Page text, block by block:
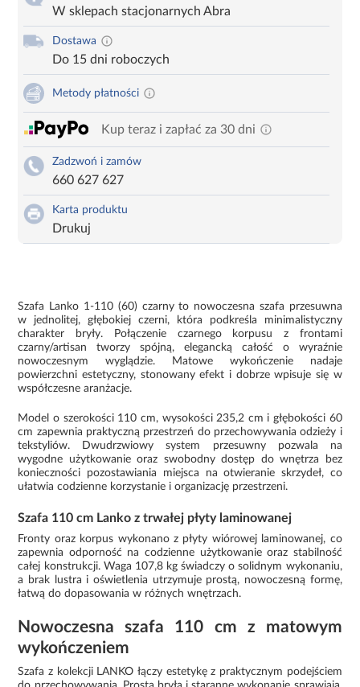
W sklepach stacjonarnych Abra
Dostawa
Do 15 dni roboczych
Metody płatności
Kup teraz i zapłać za 30 dni
Zadzwoń i zamów
660 627 627
Karta produktu
Drukuj
Szafa Lanko 1-110 (60) czarny to nowoczesna szafa przesuwna
w jednolitej, głębokiej czerni, która podkreśla minimalistyczny
charakter bryły. Połączenie czarnego korpusu z frontami
czarny/artisan tworzy spójną, elegancką całość o wyraźnie
nowoczesnym wyglądzie. Matowe wykończenie nadaje
powierzchni estetyczny, stonowany efekt i dobrze wpisuje się w
współczesne aranżacje.
Model o szerokości 110 cm, wysokości 235,2 cm i głębokości 60
cm zapewnia praktyczną przestrzeń do przechowywania odzieży i
tekstyliów. Dwudrzwiowy system przesuwny pozwala na
wygodne użytkowanie oraz swobodny dostęp do wnętrza bez
konieczności pozostawiania miejsca na otwieranie skrzydeł, co
ułatwia codzienne korzystanie i organizację przestrzeni.
Szafa 110 cm Lanko z trwałej płyty laminowanej
Fronty oraz korpus wykonano z płyty wiórowej laminowanej, co
zapewnia odporność na codzienne użytkowanie oraz stabilność
całej konstrukcji. Waga 107,8 kg świadczy o solidnym wykonaniu,
a brak lustra i oświetlenia utrzymuje prostą, nowoczesną formę,
łatwą do dopasowania w różnych wnętrzach.
Nowoczesna szafa 110 cm z matowym
wykończeniem
Szafa z kolekcji LANKO łączy estetykę z praktycznym podejściem